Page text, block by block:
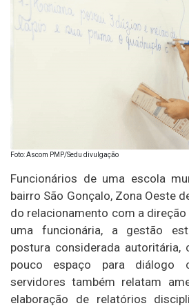
Foto: Ascom PMP/Sedu divulgação
Funcionários de uma escola
bairro São Gonçalo, Zona Oeste
do relacionamento com a direção
uma funcionária, a gestão
postura considerada autoritária,
pouco espaço para diálogo
servidores também relatam
elaboração de relatórios